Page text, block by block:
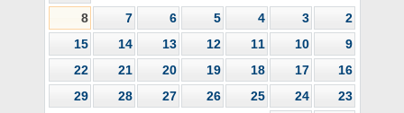
2
3
4
5
6
7
8
9
10
11
12
13
14
15
16
17
18
19
20
21
22
23
24
25
26
27
28
29